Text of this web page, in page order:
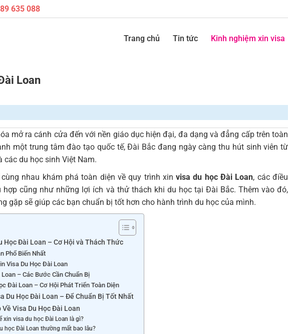
635 088
Trang chủ Tin tức Kinh nghiệm xin visa
Loan
mở ra cánh cửa đến với nền giáo dục hiện đại, đa dạng và đẳng cấp trên toàn
một trung tâm đào tạo quốc tế, Đài Bắc đang ngày càng thu hút sinh viên từ
các du học sinh Việt Nam.
nhau khám phá toàn diện về quy trình xinvisa du học Đài Loan, các điều
hợp cũng như những lợi ích và thử thách khi du học tại Đài Bắc. Thêm vào đó,
gặp sẽ giúp các bạn chuẩn bị tốt hơn cho hành trình du học của mình.
Học Đài Loan – Cơ Hội và Thách Thức
Phổ Biến Nhất
Visa Du Học Đài Loan
– Các Bước Cần Chuẩn Bị
Đài Loan – Cơ Hội Phát Triển Toàn Diện
Du Học Đài Loan – Để Chuẩn Bị Tốt Nhất
Về Visa Du Học Đài Loan
xin visa du học Đài Loan là gì?
học Đài Loan thường mất bao lâu?